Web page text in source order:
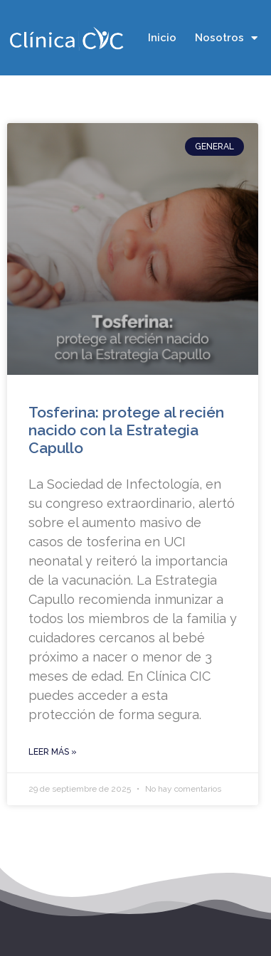
Inicio Nosotros
GENERAL
Tosferina: protege al recién
nacido con la Estrategia
Capullo
La Sociedad de Infectología, en
su congreso extraordinario, alertó
sobre el aumento masivo de
casos de tosferina en UCI
neonatal y reiteró la importancia
de la vacunación. La Estrategia
Capullo recomienda inmunizar a
todos los miembros de la familia y
cuidadores cercanos al bebé
próximo a nacer o menor de 3
meses de edad. En Clínica CIC
puedes acceder a esta
protección de forma segura.
LEER MÁS »
29 de septiembre de 2025 No hay comentarios